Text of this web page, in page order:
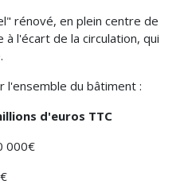
rénové, en plein centre de
à l'écart de la circulation, qui
l'ensemble du bâtiment :
d'euros TTC
000€